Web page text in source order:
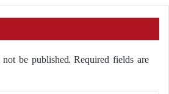
be published. Required fields are